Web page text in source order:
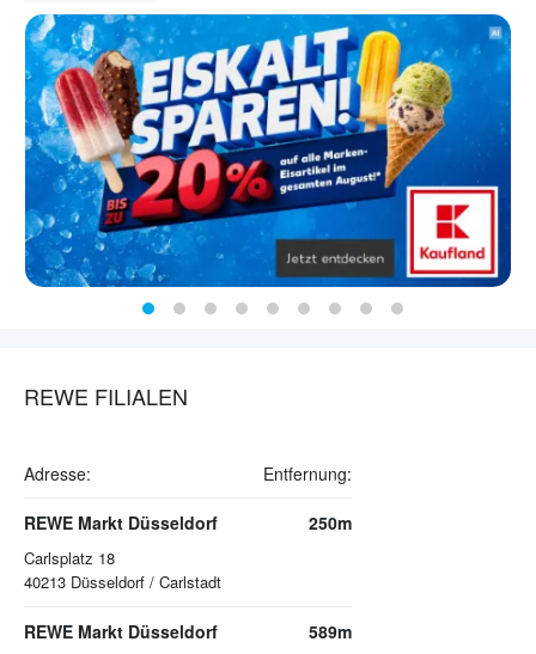
REWE FILIALEN
Adresse: Entfernung:
REWE Markt Düsseldorf
Carlsplatz 18
40213 Düsseldorf / Carlstadt
250m
REWE Markt Düsseldorf 589m